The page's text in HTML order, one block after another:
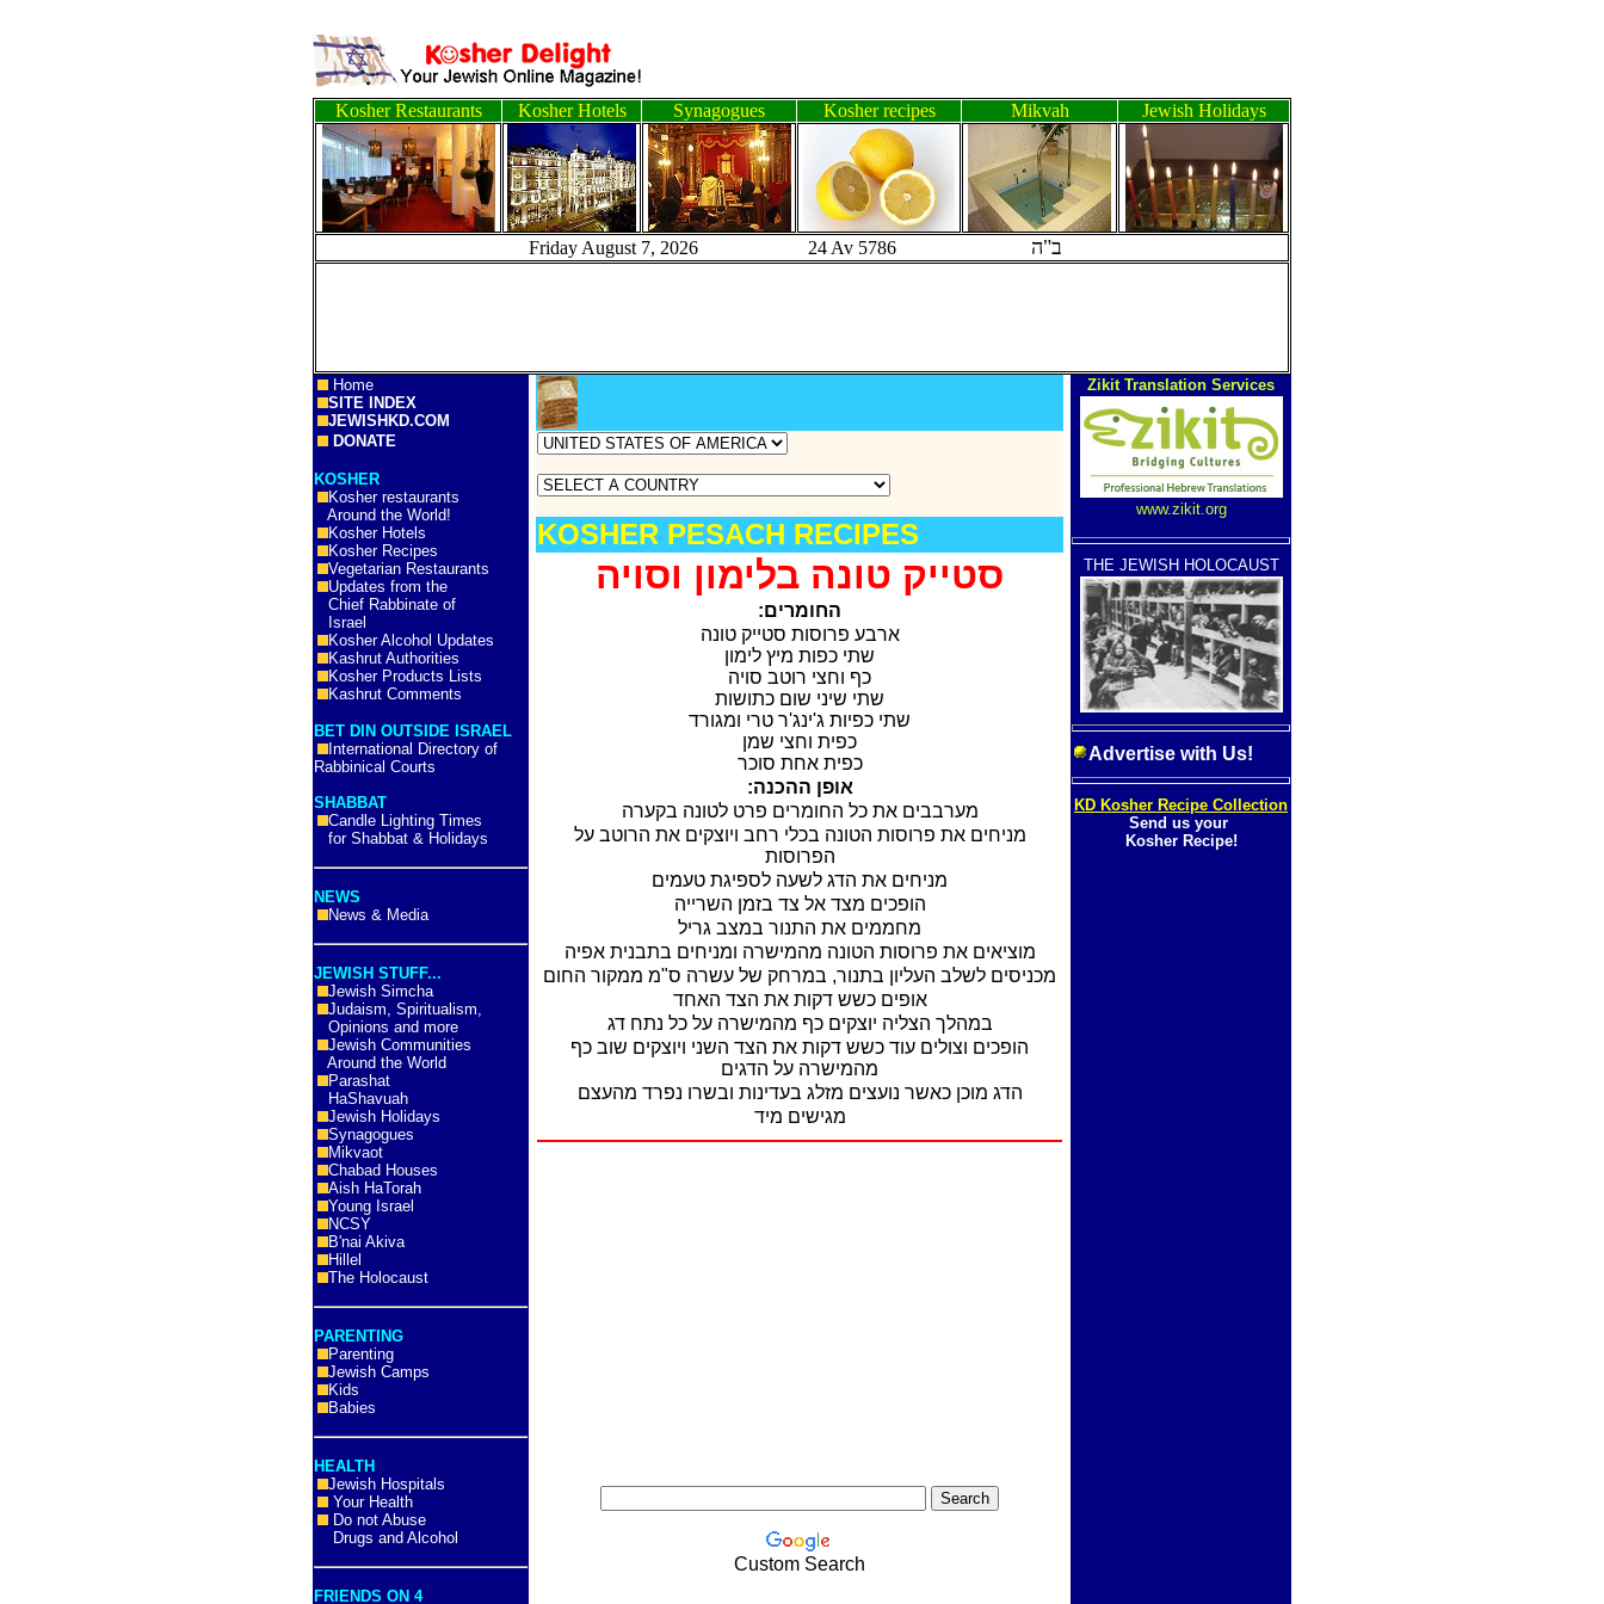
Kosher Restaurants Kosher Hotels Synagogues Kosher recipes Mikvah Jewish Holidays
Friday August 7, 2026 24 Av 5786 ב"ה
Home
SITE INDEX
JEWISHKD.COM
DONATE
KOSHER
Kosher restaurants
Around the World!
Kosher Hotels
Kosher Recipes
Vegetarian Restaurants
Updates from the
Chief Rabbinate of
Israel
Kosher Alcohol Updates
Kashrut Authorities
Kosher Products Lists
Kashrut Comments
BET DIN OUTSIDE ISRAEL
International Directory of
Rabbinical Courts
SHABBAT
Candle Lighting Times
for Shabbat & Holidays
NEWS
News & Media
JEWISH STUFF...
Jewish Simcha
Judaism, Spiritualism,
Opinions and more
Jewish Communities
Around the World
Parashat
HaShavuah
Jewish Holidays
Synagogues
Mikvaot
Chabad Houses
Aish HaTorah
Young Israel
NCSY
B'nai Akiva
Hillel
The Holocaust
PARENTING
Parenting
Jewish Camps
Kids
Babies
HEALTH
Jewish Hospitals
Your Health
Do not Abuse
Drugs and Alcohol
FRIENDS ON 4
KOSHER PESACH RECIPES
סטייק טונה בלימון וסויה
:החומרים
ארבע פרוסות סטייק טונה
שתי כפות מיץ לימון
כף וחצי רוטב סויה
שתי שיני שום כתושות
שתי כפיות ג'ינג'ר טרי ומגורד
כפית וחצי שמן
כפית אחת סוכר
:אופן ההכנה
מערבבים את כל החומרים פרט לטונה בקערה
מניחים את פרוסות הטונה בכלי רחב ויוצקים את הרוטב על
הפרוסות
מניחים את הדג לשעה לספיגת טעמים
הופכים מצד אל צד בזמן השרייה
מחממים את התנור במצב גריל
מוציאים את פרוסות הטונה מהמישרה ומניחים בתבנית אפיה
מכניסים לשלב העליון בתנור, במרחק של עשרה ס"מ ממקור החום
אופים כשש דקות את הצד האחד
במהלך הצליה יוצקים כף מהמישרה על כל נתח דג
הופכים וצולים עוד כשש דקות את הצד השני ויוצקים שוב כף
מהמישרה על הדגים
הדג מוכן כאשר נועצים מזלג בעדינות ובשרו נפרד מהעצם
מגישים מיד
Custom Search
Zikit Translation Services
www.zikit.org
THE JEWISH HOLOCAUST
Advertise with Us!
KD Kosher Recipe Collection
Send us your
Kosher Recipe!